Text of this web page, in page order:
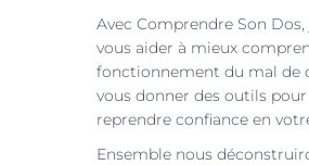
Avec Comprendre Son Dos,
vous aider à mieux
fonctionnement du mal de
vous donner des outils pour
reprendre confiance en
Ensemble nous